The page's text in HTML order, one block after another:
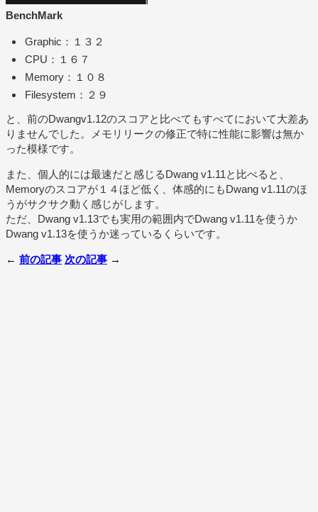
BenchMark
Graphic：１３２
CPU：１６７
Memory：１０８
Filesystem：２９
と、前のDwangv1.12のスコアと比べてもすべてにおいて大差あ
りませんでした。メモリリークの修正で特に性能に影響は無か
った模様です。
また、個人的には最速だと感じるDwang v1.11と比べると、
Memoryのスコアが１４ほど低く、体感的にもDwang v1.11のほ
うがサクサク動く感じがします。
ただ、Dwang v1.13でも実用の範囲内でDwang v1.11を使うか
Dwang v1.13を使うか迷っているくらいです。
← 前の記事 次の記事 →